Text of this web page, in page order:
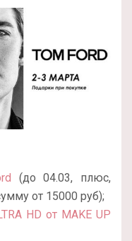
(до 04.03, плюс,
от 15000 руб);
HD от MAKE UP